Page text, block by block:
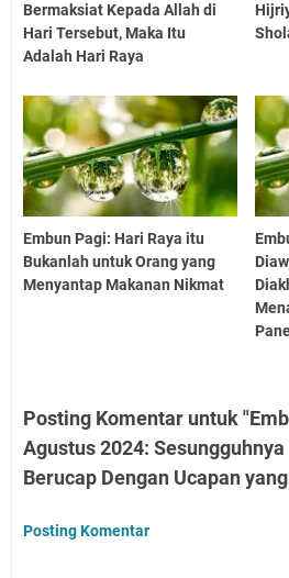
Bermaksiat Kepada Allah di
Hari Tersebut, Maka Itu
Adalah Hari Raya
Embun Pagi: Hari Raya itu
Bukanlah untuk Orang yang
Menyantap Makanan Nikmat
Posting Komentar untuk
Agustus 2024:
Berucap Dengan Ucapan
Posting Komentar